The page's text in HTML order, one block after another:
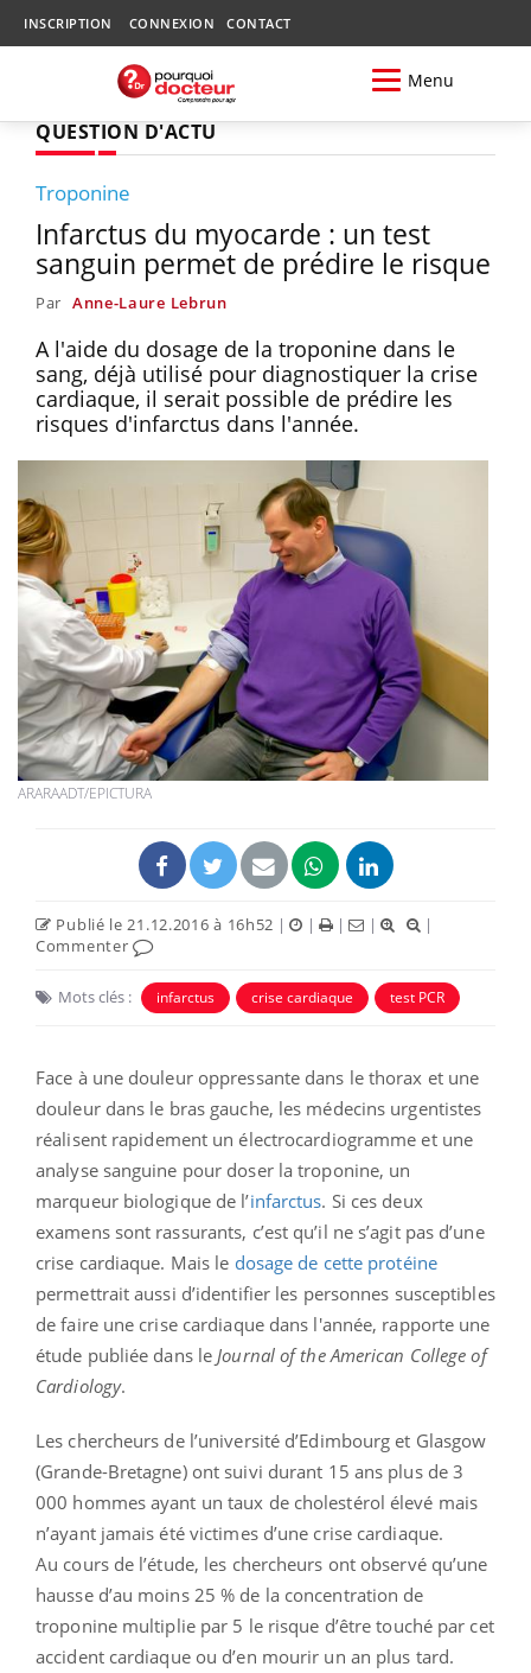
INSCRIPTION CONNEXION CONTACT
Menu
QUESTION D'ACTU
Troponine
Infarctus du myocarde : un test
sanguin permet de prédire le risque
Par Anne-Laure Lebrun
A l'aide du dosage de la troponine dans le
sang, déjà utilisé pour diagnostiquer la crise
cardiaque, il serait possible de prédire les
risques d'infarctus dans l'année.
ARARAADT/EPICTURA
Publié le 21.12.2016 à 16h52 | | | |
|
Commenter
Mots clés : infarctus crise cardiaque test PCR
Face à une douleur oppressante dans le thorax et une
douleur dans le bras gauche, les médecins urgentistes
réalisent rapidement un électrocardiogramme et une
analyse sanguine pour doser la troponine, un
marqueur biologique de l’infarctus. Si ces deux
examens sont rassurants, c’est qu’il ne s’agit pas d’une
crise cardiaque. Mais le dosage de cette protéine
permettrait aussi d’identifier les personnes susceptibles
de faire une crise cardiaque dans l'année, rapporte une
étude publiée dans le Journal of the American College of
Cardiology.
Les chercheurs de l’université d’Edimbourg et Glasgow
(Grande-Bretagne) ont suivi durant 15 ans plus de 3
000 hommes ayant un taux de cholestérol élevé mais
n’ayant jamais été victimes d’une crise cardiaque.
Au cours de l’étude, les chercheurs ont observé qu’une
hausse d’au moins 25 % de la concentration de
troponine multiplie par 5 le risque d’être touché par cet
accident cardiaque ou d’en mourir un an plus tard.